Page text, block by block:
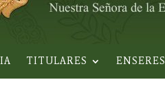
TITULARES ENSERES